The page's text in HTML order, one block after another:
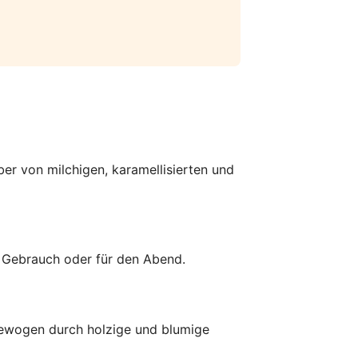
von milchigen, karamellisierten und
oder für den Abend.
durch holzige und blumige